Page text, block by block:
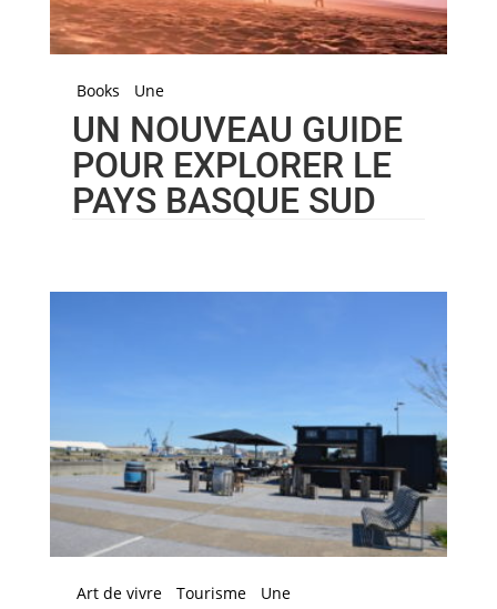
Books Une
UN NOUVEAU GUIDE
POUR EXPLORER LE
PAYS BASQUE SUD
Art de vivre Tourisme Une